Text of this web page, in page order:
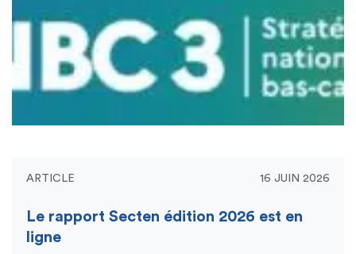
ARTICLE 16 JUIN 2026
Le rapport Secten édition 2026 est en
ligne